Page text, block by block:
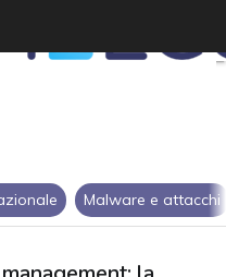
Malware e attacchi